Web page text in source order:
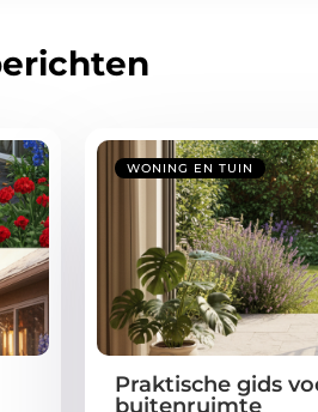
WONING EN TUIN
Praktische gids
buitenruimte